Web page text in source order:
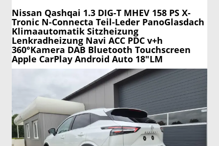
Nissan Qashqai 1.3 DIG-T MHEV 158 PS X-
Tronic N-Connecta Teil-Leder PanoGlasdach
Klimaautomatik Sitzheizung
Lenkradheizung Navi ACC PDC v+h
360°Kamera DAB Bluetooth Touchscreen
Apple CarPlay Android Auto 18"LM